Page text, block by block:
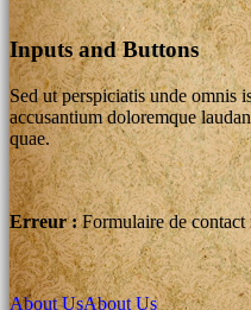
Inputs and Buttons
Sed ut perspiciatis unde omnis
accusantium doloremque
quae.
Erreur :Formulaire de contact
About UsAbout Us